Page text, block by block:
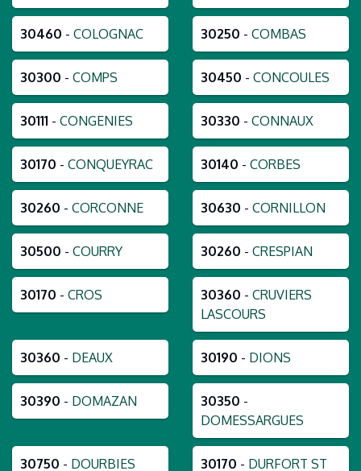
30460 - COLOGNAC 30250 - COMBAS
30300 - COMPS 30450 - CONCOULES
30111 - CONGENIES 30330 - CONNAUX
30170 - CONQUEYRAC 30140 - CORBES
30260 - CORCONNE 30630 - CORNILLON
30500 - COURRY 30260 - CRESPIAN
30170 - CROS 30360 - CRUVIERS
LASCOURS
30360 - DEAUX 30190 - DIONS
30390 - DOMAZAN 30350 -
DOMESSARGUES
30750 - DOURBIES 30170 - DURFORT ST